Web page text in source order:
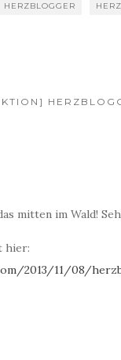
HERZBLOGGER
mitten im Wald!
hier:
2013/11/08/